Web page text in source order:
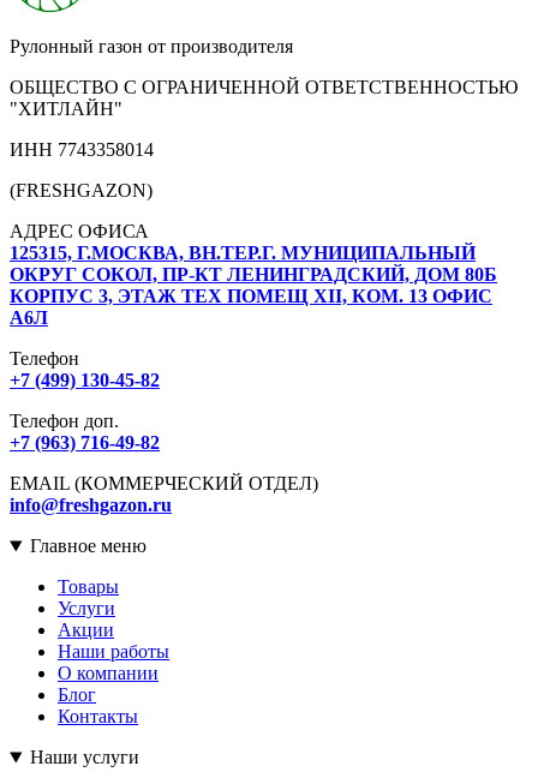
Рулонный газон от производителя
ОБЩЕСТВО С ОГРАНИЧЕННОЙ ОТВЕТСТВЕННОСТЬЮ
"ХИТЛАЙН"
ИНН 7743358014
(FRESHGAZON)
АДРЕС ОФИСА
125315, Г.МОСКВА, ВН.ТЕР.Г. МУНИЦИПАЛЬНЫЙ
ОКРУГ СОКОЛ, ПР-КТ ЛЕНИНГРАДСКИЙ, ДОМ 80Б
КОРПУС 3, ЭТАЖ ТЕХ ПОМЕЩ XII, КОМ. 13 ОФИС
А6Л
Телефон
+7 (499) 130-45-82
Телефон доп.
+7 (963) 716-49-82
EMAIL (КОММЕРЧЕСКИЙ ОТДЕЛ)
info@freshgazon.ru
Главное меню
Товары
Услуги
Акции
Наши работы
О компании
Блог
Контакты
Наши услуги